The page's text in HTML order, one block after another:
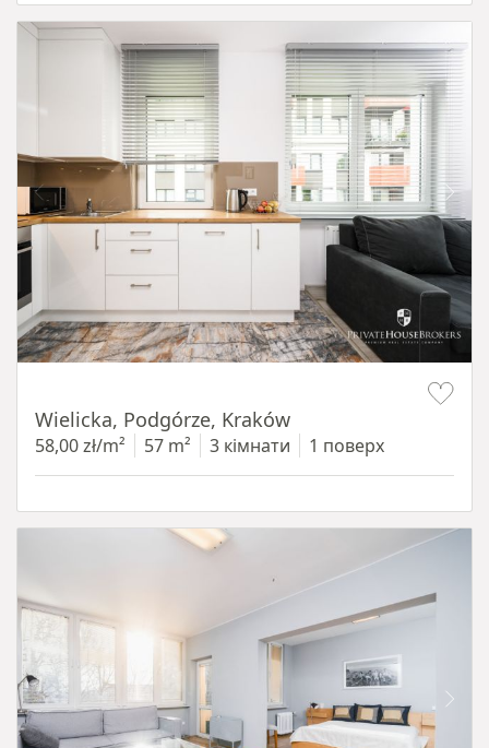
Wielicka, Podgórze, Kraków
58,00 zł/m² 57 m² 3 кімнати 1 поверх